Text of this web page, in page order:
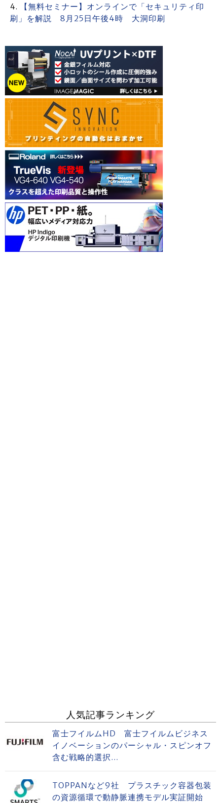
【無料セミナー】オンラインで「セキュリティ印
刷」を解説 8月25日午後4時 大洞印刷
人気記事ランキング
富士フイルムHD 富士フイルムビジネス
イノベーションのパーシャル・スピンオフ
含む戦略的選択...
TOPPANなど9社 プラスチック容器包装
の資源循環で動静脈連携モデル実証開始